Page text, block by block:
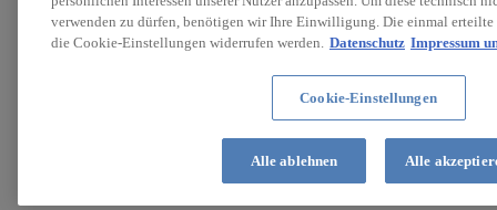
verwenden zu dürfen, benötigen wir Ihre Einwilligung. Die einmal
die Cookie-Einstellungen widerrufen werden. Datenschutz Impressum
Cookie-Einstellungen
Alle ablehnen Alle